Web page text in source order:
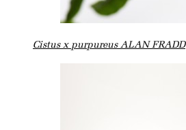
Cistus x purpureus ALAN FRADD